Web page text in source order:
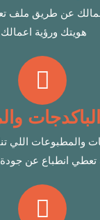
عن طريق ملف
هويتك ورؤية
والمطبوعات اللي
تعطي انطباع عن